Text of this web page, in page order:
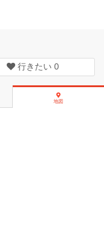
行きたい 0
地図